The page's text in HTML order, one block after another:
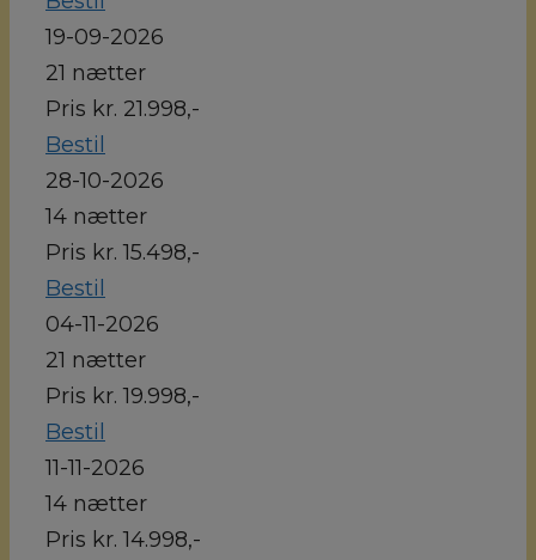
19-09-2026
21 nætter
Pris kr. 21.998,-
Bestil
28-10-2026
14 nætter
Pris kr. 15.498,-
Bestil
04-11-2026
21 nætter
Pris kr. 19.998,-
Bestil
11-11-2026
14 nætter
Pris kr. 14.998,-